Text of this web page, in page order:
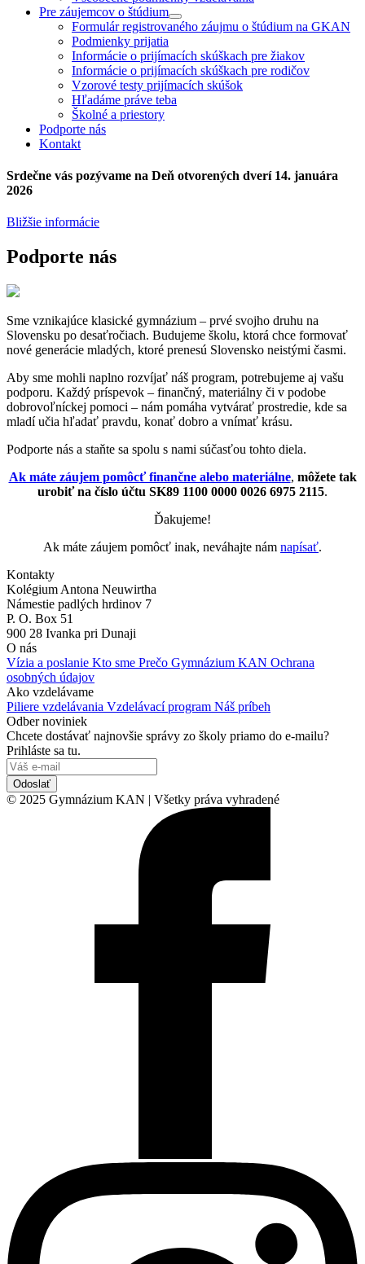
Pre záujemcov o štúdium
Formulár registrovaného záujmu o štúdium na GKAN
Podmienky prijatia
Informácie o prijímacích skúškach pre žiakov
Informácie o prijímacích skúškach pre rodičov
Vzorové testy prijímacích skúšok
Hľadáme práve teba
Školné a priestory
Podporte nás
Kontakt
Srdečne vás pozývame na Deň otvorených dverí 14. januára
2026
Bližšie informácie
Podporte nás
Sme vznikajúce klasické gymnázium – prvé svojho druhu na
Slovensku po desaťročiach. Budujeme školu, ktorá chce formovať
nové generácie mladých, ktoré prenesú Slovensko neistými časmi.
Aby sme mohli naplno rozvíjať náš program, potrebujeme aj vašu
podporu. Každý príspevok – finančný, materiálny či v podobe
dobrovoľníckej pomoci – nám pomáha vytvárať prostredie, kde sa
mladí učia hľadať pravdu, konať dobro a vnímať krásu.
Podporte nás a staňte sa spolu s nami súčasťou tohto diela.
Ak máte záujem pomôcť finančne alebo materiálne, môžete tak
urobiť na číslo účtu SK89 1100 0000 0026 6975 2115.
Ďakujeme!
Ak máte záujem pomôcť inak, neváhajte nám napísať.
Kontakty
Kolégium Antona Neuwirtha
Námestie padlých hrdinov 7
P. O. Box 51
900 28 Ivanka pri Dunaji
O nás
Vízia a poslanie Kto sme Prečo Gymnázium KAN Ochrana
osobných údajov
Ako vzdelávame
Piliere vzdelávania Vzdelávací program Náš príbeh
Odber noviniek
Chcete dostávať najnovšie správy zo školy priamo do e-mailu?
Prihláste sa tu.
Odoslať
© 2025 Gymnázium KAN | Všetky práva vyhradené